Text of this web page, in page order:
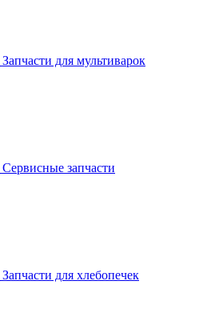
Запчасти для мультиварок
Сервисные запчасти
Запчасти для хлебопечек